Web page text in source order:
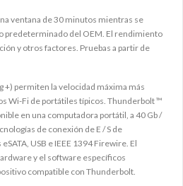
ventana de 30 minutos mientras se
predeterminado del OEM. El rendimiento
y otros factores. Pruebas a partir de
+) permiten la velocidad máxima más
Wi-Fi de portátiles típicos. Thunderbolt ™
en una computadora portátil, a 40 Gb /
de conexión de E / S de
USB e IEEE 1394 Firewire. El
y el software específicos
compatible con Thunderbolt.